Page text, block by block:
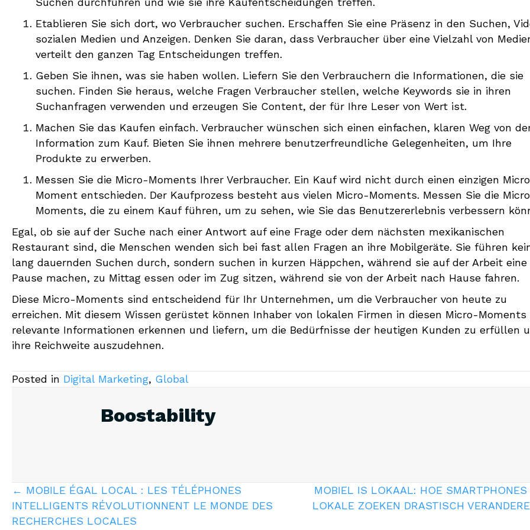
Etablieren Sie sich dort, wo Verbraucher suchen. Erschaffen Sie eine Präsenz in den Suchen,
sozialen Medien und Anzeigen. Denken Sie daran, dass Verbraucher über eine Vielzahl von
verteilt den ganzen Tag Entscheidungen treffen.
Geben Sie ihnen, was sie haben wollen. Liefern Sie den Verbrauchern die Informationen, die sie
suchen. Finden Sie heraus, welche Fragen Verbraucher stellen, welche Keywords sie in ihren
Suchanfragen verwenden und erzeugen Sie Content, der für Ihre Leser von Wert ist.
Machen Sie das Kaufen einfach. Verbraucher wünschen sich einen einfachen, klaren Weg von
Information zum Kauf. Bieten Sie ihnen mehrere benutzerfreundliche Gelegenheiten, um Ihre
Produkte zu erwerben.
Messen Sie die Micro-Moments Ihrer Verbraucher. Ein Kauf wird nicht durch einen einzigen
Moment entschieden. Der Kaufprozess besteht aus vielen Micro-Moments. Messen Sie die
Moments, die zu einem Kauf führen, um zu sehen, wie Sie das Benutzererlebnis verbessern
Egal, ob sie auf der Suche nach einer Antwort auf eine Frage oder dem nächsten mexikanischen
Restaurant sind, die Menschen wenden sich bei fast allen Fragen an ihre Mobilgeräte. Sie führen
lang dauernden Suchen durch, sondern suchen in kurzen Häppchen, während sie auf der Arbeit eine
Pause machen, zu Mittag essen oder im Zug sitzen, während sie von der Arbeit nach Hause fahren.
Diese Micro-Moments sind entscheidend für Ihr Unternehmen, um die Verbraucher von heute zu
erreichen. Mit diesem Wissen gerüstet können Inhaber von lokalen Firmen in diesen Micro-Moments
relevante Informationen erkennen und liefern, um die Bedürfnisse der heutigen Kunden zu erfüllen
ihre Reichweite auszudehnen.
Posted in Digital Marketing, Global
Boostability
Posts
navigation
← MOBILE ÉGAL LOCAL : LES TÉLÉPHONES
INTELLIGENTS RÉVOLUTIONNENT LE MONDE DES
RECHERCHES LOCALES
MOBIEL IS LOKAAL: HOE SMARTPHONES
LOKALE ZOEKEN DRASTISCH